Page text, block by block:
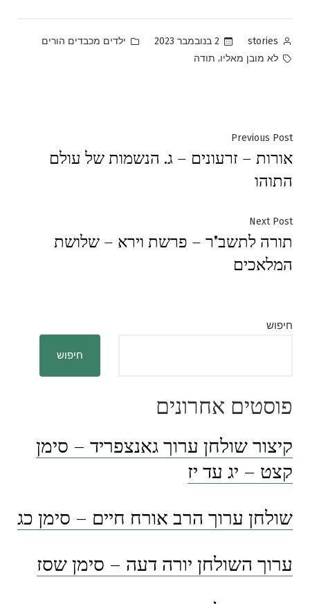
Posted
by
stories 2 בנובמבר 2023
Posted
ילדים מכבדים הורים
Tags:
לא מובן מאליו, תודה
ניווט
Previous Post
post:
אורות – זרעונים – ג. הנשמות של עולם
התוהו
Next Post
post:
תורה לתשב"ר – פרשת וירא – שלושת
המלאכים
חיפוש
חיפוש
פוסטים אחרונים
קיצור שולחן ערוך גאנצפריד – סימן
קצט – יג עד יז
שולחן ערוך הרב אורח חיים – סימן כג
ערוך השולחן יורה דעה – סימן שסז